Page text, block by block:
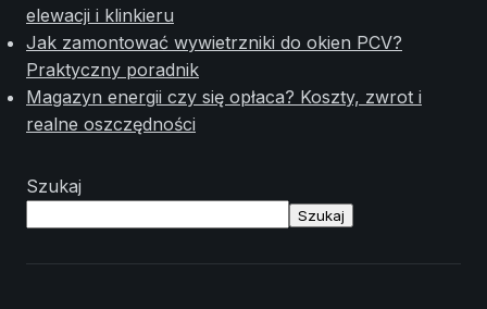
elewacji i klinkieru
Jak zamontować wywietrzniki do okien PCV?
Praktyczny poradnik
Magazyn energii czy się opłaca? Koszty, zwrot i
realne oszczędności
Szukaj
Szukaj